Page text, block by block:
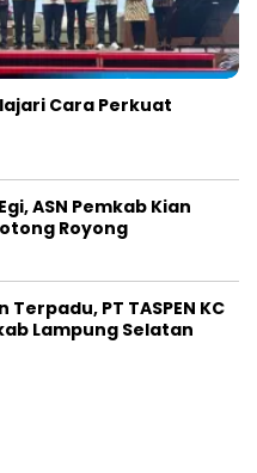
Cara Perkuat
ASN Pemkab Kian
Royong
PT TASPEN KC
Lampung Selatan